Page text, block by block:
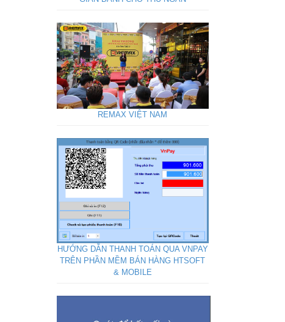
REMAX VIỆT NAM
HƯỚNG DẪN THANH TOÁN QUA VNPAY
TRÊN PHẦN MỀM BÁN HÀNG HTSOFT
& MOBILE